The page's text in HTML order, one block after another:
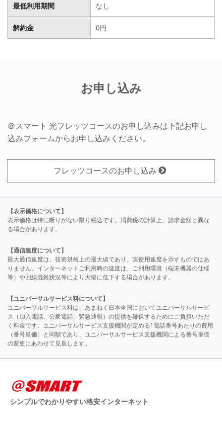
最低利用期間 なし
解約金 0円
お申し込み
＠スマート 光フレッツコースのお申し込みは下記お申し
込みフォームからお申し込みください。
フレッツコースのお申し込み
【表示価格について】
表示価格は特に断りがない限り税込です。消費税の計算上、請求金額と異な
る場合があります。
【通信速度について】
最大通信速度は、技術規格上の最大値であり、実使用速度を示すものではあ
りません。インターネットご利用時の速度は、ご利用環境（端末機器の仕様
等）や回線混雑状況等により大幅に低下する場合があります。
【ユニバーサルサービス料について】
ユニバーサルサービス料は、あまねく日本全国においてユニバーサルサービ
ス（加入電話、公衆電話、緊急通報）の提供を確保するためにご負担いただ
く料金です。ユニバーサルサービス支援機関が定める1電話番号あたりの費用
（番号単価）と同額であり、ユニバーサルサービス支援機関による番号単価
の変更にあわせて見直します。
シンプルでわかりやすい格安インターネット